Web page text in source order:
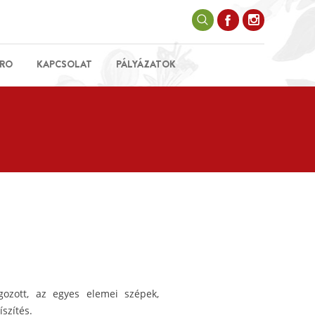
KAPCSOLAT PÁLYÁZATOK
az egyes elemei szépek,